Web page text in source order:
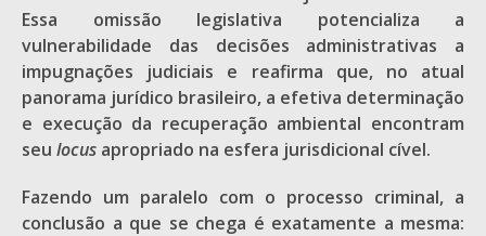
Essa omissão legislativa potencializa a
vulnerabilidade das decisões administrativas a
impugnações judiciais e reafirma que, no atual
panorama jurídico brasileiro, a efetiva determinação
e execução da recuperação ambiental encontram
seu locus apropriado na esfera jurisdicional cível.
Fazendo um paralelo com o processo criminal, a
conclusão a que se chega é exatamente a mesma: